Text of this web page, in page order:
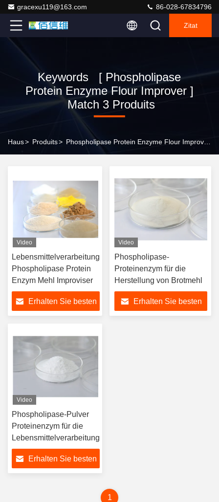
gracexu119@163.com 86-028-67834796
Zitat
Keywords [ Phospholipase
Protein Enzyme Flour Improver ]
Match 3 Produits
Haus> Produits>
Video
Lebensmittelverarbeitung
Phospholipase Protein
Enzym Mehl Improviser
Erhalten Sie besten
Video
Phospholipase-
Proteinenzym für die
Herstellung von Brotmehl
Erhalten Sie besten
Video
Phospholipase-Pulver
Proteinenzym für die
Lebensmittelverarbeitung
Erhalten Sie besten
1